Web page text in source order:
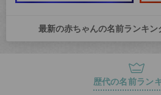
最新の赤ちゃんの名前ランキン
歴代の名前ラン